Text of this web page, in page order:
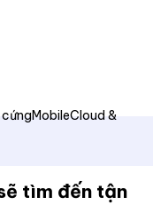
cứngMobileCloud &
tìm đến tận